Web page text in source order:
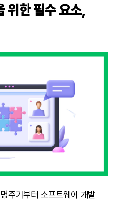
위한 필수 요소,
주기부터 소프트웨어 개발